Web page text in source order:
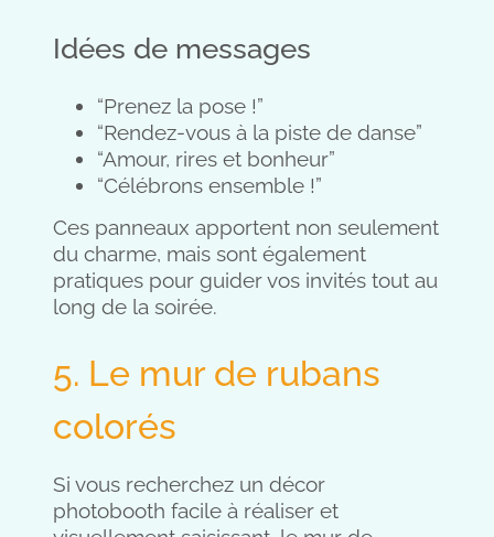
Idées de messages
“Prenez la pose !”
“Rendez-vous à la piste de danse”
“Amour, rires et bonheur”
“Célébrons ensemble !”
Ces panneaux apportent non seulement
du charme, mais sont également
pratiques pour guider vos invités tout au
long de la soirée.
5. Le mur de rubans
colorés
Si vous recherchez un décor
photobooth facile à réaliser et